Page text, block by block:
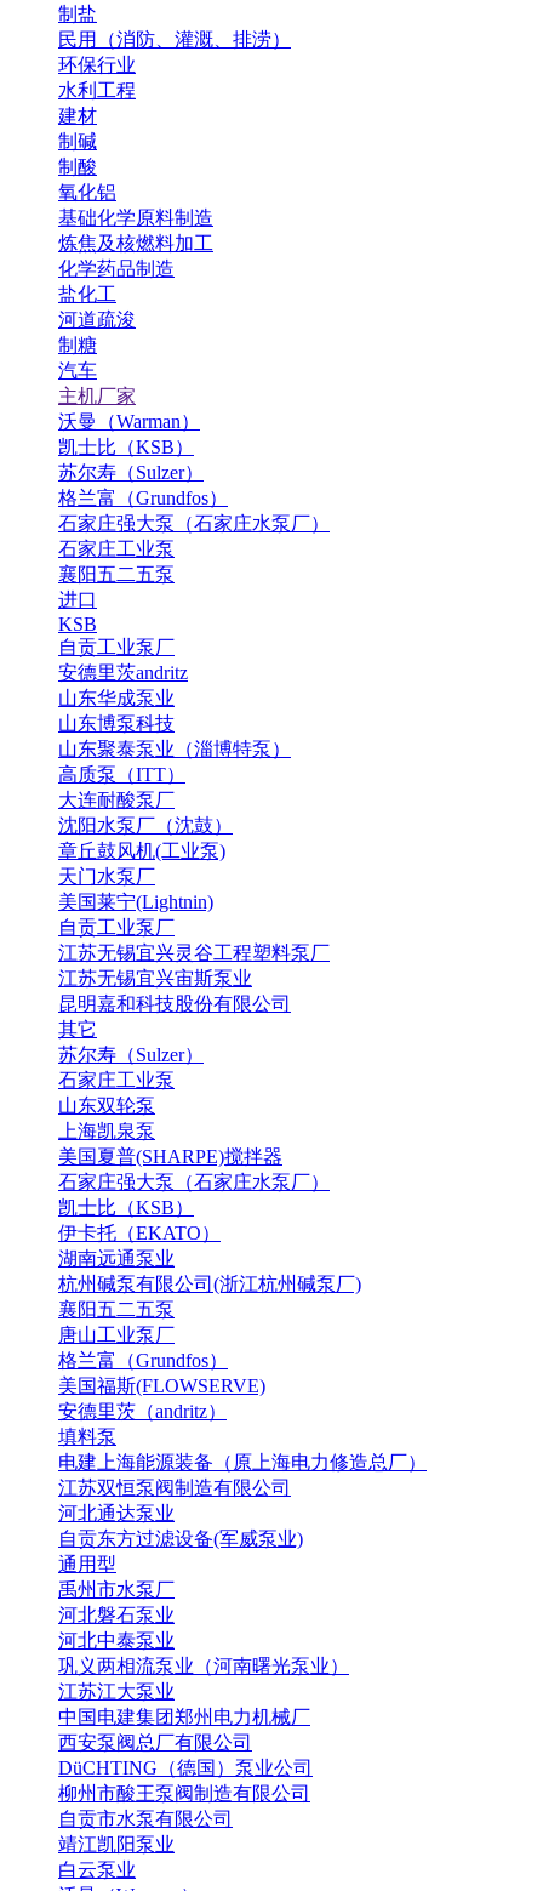
制盐
民用（消防、灌溉、排涝）
环保行业
水利工程
建材
制碱
制酸
氧化铝
基础化学原料制造
炼焦及核燃料加工
化学药品制造
盐化工
河道疏浚
制糖
汽车
主机厂家
沃曼（Warman）
凯士比（KSB）
苏尔寿（Sulzer）
格兰富（Grundfos）
石家庄强大泵（石家庄水泵厂）
石家庄工业泵
襄阳五二五泵
进口
KSB
自贡工业泵厂
安德里茨andritz
山东华成泵业
山东博泵科技
山东聚泰泵业（淄博特泵）
高质泵（ITT）
大连耐酸泵厂
沈阳水泵厂（沈鼓）
章丘鼓风机(工业泵)
天门水泵厂
美国莱宁(Lightnin)
自贡工业泵厂
江苏无锡宜兴灵谷工程塑料泵厂
江苏无锡宜兴宙斯泵业
昆明嘉和科技股份有限公司
其它
苏尔寿（Sulzer）
石家庄工业泵
山东双轮泵
上海凯泉泵
美国夏普(SHARPE)搅拌器
石家庄强大泵（石家庄水泵厂）
凯士比（KSB）
伊卡托（EKATO）
湖南远通泵业
杭州碱泵有限公司(浙江杭州碱泵厂)
襄阳五二五泵
唐山工业泵厂
格兰富（Grundfos）
美国福斯(FLOWSERVE)
安德里茨（andritz）
填料泵
电建上海能源装备（原上海电力修造总厂）
江苏双恒泵阀制造有限公司
河北通达泵业
自贡东方过滤设备(军威泵业)
通用型
禹州市水泵厂
河北磐石泵业
河北中泰泵业
巩义两相流泵业（河南曙光泵业）
江苏江大泵业
中国电建集团郑州电力机械厂
西安泵阀总厂有限公司
DüCHTING（德国）泵业公司
柳州市酸王泵阀制造有限公司
自贡市水泵有限公司
靖江凯阳泵业
白云泵业